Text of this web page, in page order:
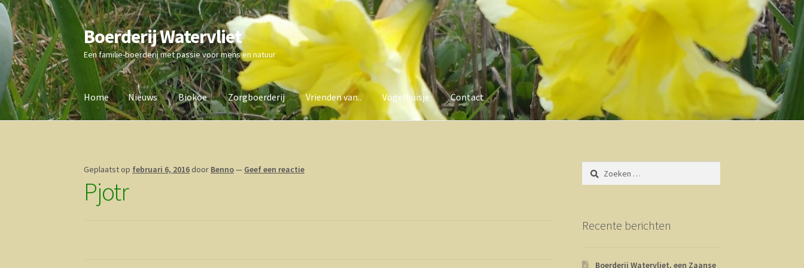
Ga
door
naar
navigatie
Ga
direct
naar
inhoud
Boerderij Watervliet
Een familie-boerderij met passie voor mens en natuur
Home Nieuws Biokoe Zorgboerderij Vrienden van.. Vogelhuisje Contact
Geplaatst op februari 6, 2016 door Benno— Geef een reactie
Pjotr
Zoeken
naar:
Recente berichten
Boerderij Watervliet, een Zaanse